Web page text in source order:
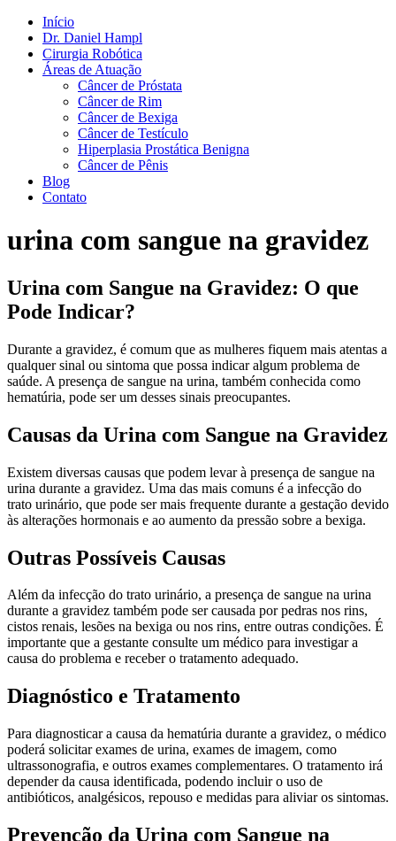
Início
Dr. Daniel Hampl
Cirurgia Robótica
Áreas de Atuação
Câncer de Próstata
Câncer de Rim
Câncer de Bexiga
Câncer de Testículo
Hiperplasia Prostática Benigna
Câncer de Pênis
Blog
Contato
urina com sangue na gravidez
Urina com Sangue na Gravidez: O que
Pode Indicar?
Durante a gravidez, é comum que as mulheres fiquem mais atentas a
qualquer sinal ou sintoma que possa indicar algum problema de
saúde. A presença de sangue na urina, também conhecida como
hematúria, pode ser um desses sinais preocupantes.
Causas da Urina com Sangue na Gravidez
Existem diversas causas que podem levar à presença de sangue na
urina durante a gravidez. Uma das mais comuns é a infecção do
trato urinário, que pode ser mais frequente durante a gestação devido
às alterações hormonais e ao aumento da pressão sobre a bexiga.
Outras Possíveis Causas
Além da infecção do trato urinário, a presença de sangue na urina
durante a gravidez também pode ser causada por pedras nos rins,
cistos renais, lesões na bexiga ou nos rins, entre outras condições. É
importante que a gestante consulte um médico para investigar a
causa do problema e receber o tratamento adequado.
Diagnóstico e Tratamento
Para diagnosticar a causa da hematúria durante a gravidez, o médico
poderá solicitar exames de urina, exames de imagem, como
ultrassonografia, e outros exames complementares. O tratamento irá
depender da causa identificada, podendo incluir o uso de
antibióticos, analgésicos, repouso e medidas para aliviar os sintomas.
Prevenção da Urina com Sangue na